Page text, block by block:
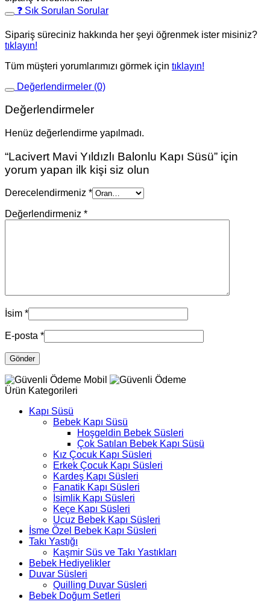
❓ Sık Sorulan Sorular
Sipariş süreciniz hakkında her şeyi öğrenmek ister misiniz?
tıklayın!
Tüm müşteri yorumlarımızı görmek için tıklayın!
Değerlendirmeler (0)
Değerlendirmeler
Henüz değerlendirme yapılmadı.
“Lacivert Mavi Yıldızlı Balonlu Kapı Süsü” için
yorum yapan ilk kişi siz olun
Derecelendirmeniz *
Değerlendirmeniz *
İsim *
E-posta *
Ürün Kategorileri
Kapı Süsü
Bebek Kapı Süsü
Hoşgeldin Bebek Süsleri
Çok Satılan Bebek Kapı Süsü
Kız Çocuk Kapı Süsleri
Erkek Çocuk Kapı Süsleri
Kardeş Kapı Süsleri
Fanatik Kapı Süsleri
İsimlik Kapı Süsleri
Keçe Kapı Süsleri
Ucuz Bebek Kapı Süsleri
İsme Özel Bebek Kapı Süsleri
Takı Yastığı
Kaşmir Süs ve Takı Yastıkları
Bebek Hediyelikler
Duvar Süsleri
Quilling Duvar Süsleri
Bebek Doğum Setleri